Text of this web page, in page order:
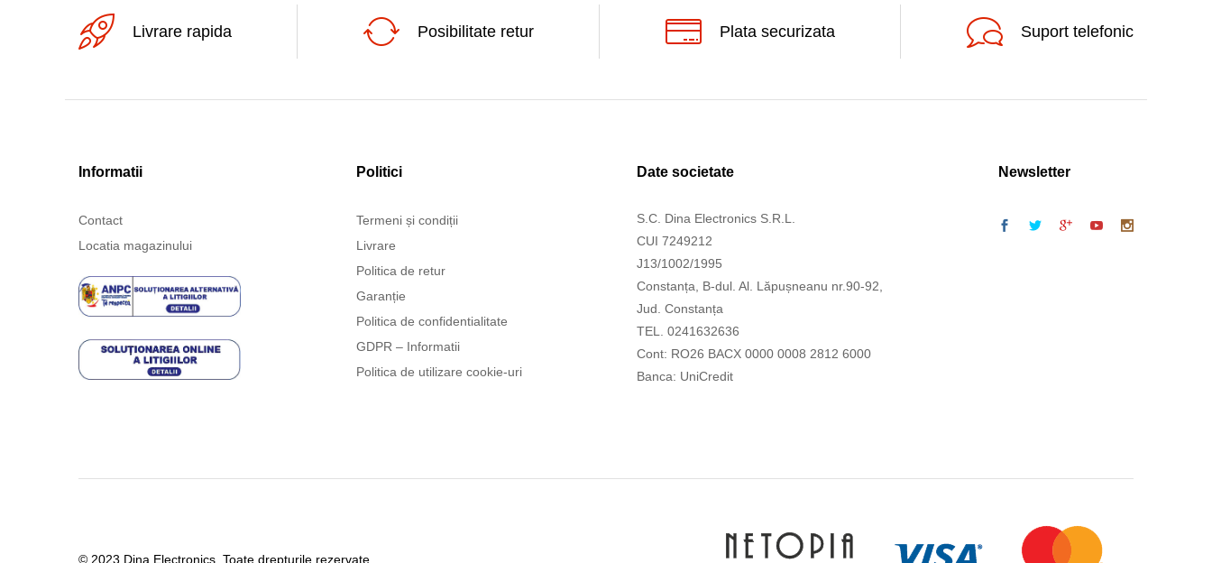
Livrare rapida Posibilitate retur Plata securizata Suport telefonic
Informatii
Contact
Locatia magazinului
Politici
Termeni și condiții
Livrare
Politica de retur
Garanție
Politica de confidentialitate
GDPR – Informatii
Politica de utilizare cookie-uri
Date societate
S.C. Dina Electronics S.R.L.
CUI 7249212
J13/1002/1995
Constanța, B-dul. Al. Lăpușneanu nr.90-92,
Jud. Constanța
TEL. 0241632636
Cont: RO26 BACX 0000 0008 2812 6000
Banca: UniCredit
Newsletter
© 2023 Dina Electronics. Toate drepturile rezervate.